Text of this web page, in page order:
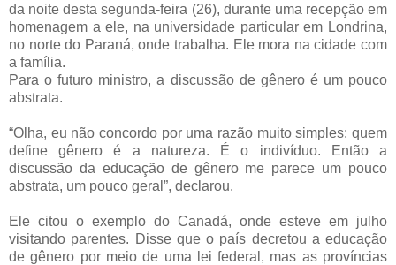
da noite desta segunda-feira (26), durante uma recepção em
homenagem a ele, na universidade particular em Londrina,
no norte do Paraná, onde trabalha. Ele mora na cidade com
a família.
Para o futuro ministro, a discussão de gênero é um pouco
abstrata.
“Olha, eu não concordo por uma razão muito simples: quem
define gênero é a natureza. É o indivíduo. Então a
discussão da educação de gênero me parece um pouco
abstrata, um pouco geral”, declarou.
Ele citou o exemplo do Canadá, onde esteve em julho
visitando parentes. Disse que o país decretou a educação
de gênero por meio de uma lei federal, mas as províncias